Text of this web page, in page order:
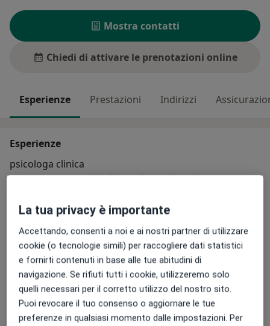
Mostra contatti
Chiedi di attivare le prenotazioni online
Esperienze Prestazioni Indirizzi
Esperienze
psicologa clinica
psicoterapeuta ad indirizzo sistemico socio
terapeuta EMDR
esperta di violenza domestica, intrafamiliare, violenza
assistita, rielaborazione dei traumi dipendenza
affettiva
utilizzo tecniche di psicoterapia sensomotoria e
mindfulness
AltroSu di me
Aree di competenza principali:
Psicodiagnostica
Psicologia clinica
La tua privacy è importante
Accettando, consenti a noi e ai nostri partner di utilizzare
cookie (o tecnologie simili) per raccogliere dati statistici
e fornirti contenuti in base alle tue abitudini di
navigazione. Se rifiuti tutti i cookie, utilizzeremo solo
quelli necessari per il corretto utilizzo del nostro sito.
Puoi revocare il tuo consenso o aggiornare le tue
preferenze in qualsiasi momento dalle impostazioni. Per